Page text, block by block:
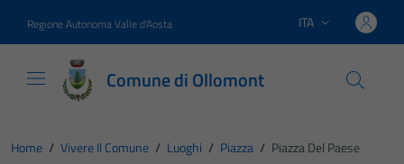
Regione Autonoma Valle d'Aosta Lingua attiva:
ITA
Comune di Ollomont
Home / Vivere Il Comune / Luoghi / Piazza / Piazza Del Paese